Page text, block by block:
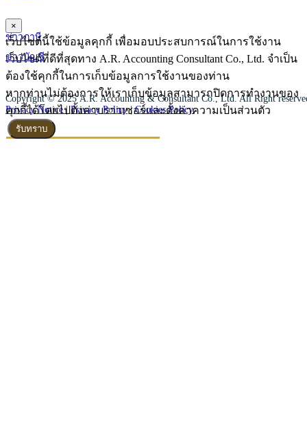
ข่าวภาษี
ข่าวบัญชี
Copyright © 2025 A.R. Accounting & Consultant Co., Ltd. All Right
Privacy Notice | Privacy Policy|Cookies Policy
×
เว็บไซต์นี้ใช้ข้อมูลคุกกี้ เพื่อมอบประสบการณ์ในการใช้งาน
เว็บไซต์ที่ดีที่สุดทาง A.R. Accounting Consultant Co., Ltd. จำเป็น
ต้องใช้คุกกี้ในการเก็บข้อมูลการใช้งานของท่าน
หากท่านไม่ต้องการให้เราเก็บข้อมูลสามารถปิดการทำงานของ
คุกกี้ได้โดยไปตั้งค่าบราวเซอร์และตั้งค่าความเป็นส่วนตัว
รับทราบ